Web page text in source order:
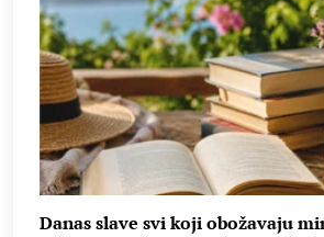
Danas slave svi koji obožavaju